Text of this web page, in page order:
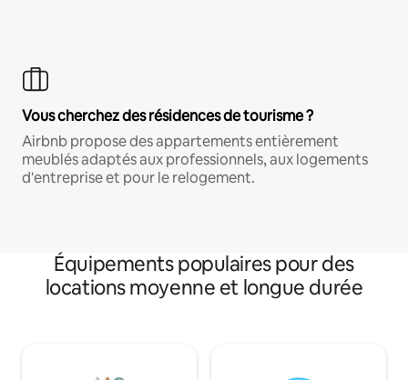
Vous cherchez des résidences de tourisme ?
Airbnb propose des appartements entièrement
meublés adaptés aux professionnels, aux logements
d'entreprise et pour le relogement.
Équipements populaires pour des
locations moyenne et longue durée